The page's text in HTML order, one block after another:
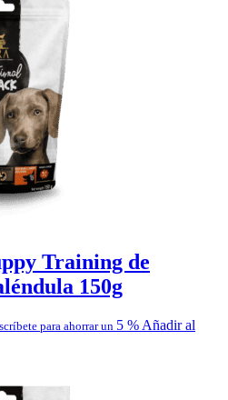
Training de
150g
para ahorrar un 5 % Añadir al